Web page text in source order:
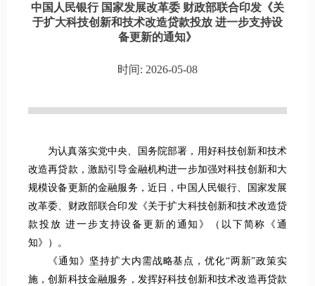
中国人民银行 国家发展改革委 财政部联合印发《关
于扩大科技创新和技术改造贷款投放 进一步支持设
备更新的通知》
时间: 2026-05-08
为认真落实党中央、国务院部署，用好科技创新和技术
改造再贷款，激励引导金融机构进一步加强对科技创新和大
规模设备更新的金融服务，近日，中国人民银行、国家发展
改革委、财政部联合印发《关于扩大科技创新和技术改造贷
款投放 进一步支持设备更新的通知》（以下简称《通
知》）。
《通知》坚持扩大内需战略基点，优化“两新”政策实
施，创新科技金融服务，发挥好科技创新和技术改造再贷款